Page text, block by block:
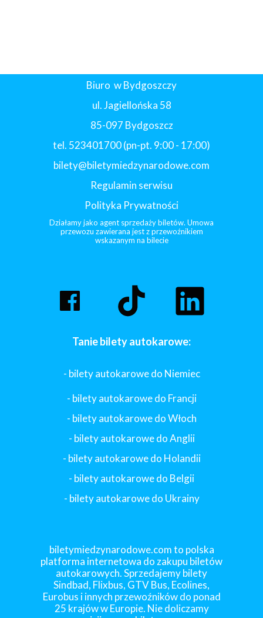
biletymiedzynarodowe.com to polska
platforma internetowa do zakupu biletów
autokarowych. Sprzedajemy bilety
Sindbad, Flixbus, GTV Bus, Ecolines,
Eurobus i innych przewoźników do ponad
25 krajów w Europie. Nie doliczamy
Tanie bilety autokarowe:
- bilety autokarowe do Niemiec
- bilety autokarowe do Francji
- bilety autokarowe do Włoch
- bilety autokarowe do Anglii
- bilety autokarowe do Holandii
- bilety autokarowe do Belgii
- bilety autokarowe do Ukrainy
Biuro w Bydgoszczy
ul. Jagiellońska 58
85-097 Bydgoszcz
tel. 523401700 (pn-pt. 9:00 - 17:00)
bilety@biletymiedzynarodowe.com
Regulamin serwisu
Polityka Prywatności
Działamy jako agent sprzedaży biletów. Umowa
przewozu zawierana jest z przewoźnikiem
wskazanym na bilecie